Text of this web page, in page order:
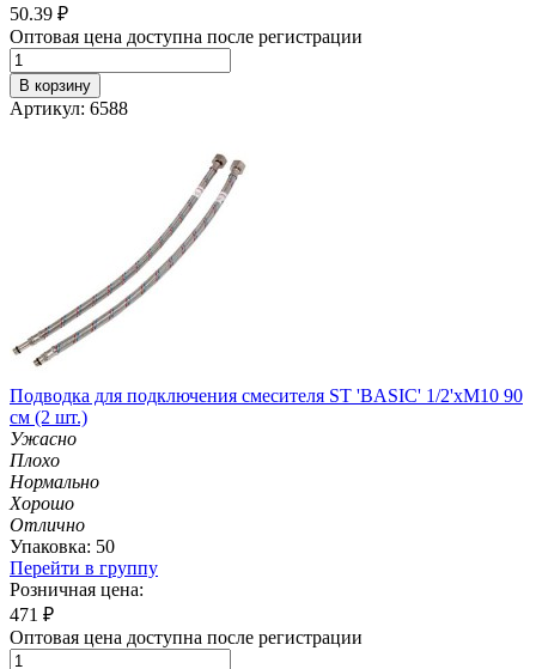
50.39 ₽
Оптовая цена доступна после регистрации
В корзину
Артикул: 6588
Подводка для подключения смесителя ST 'BASIC' 1/2'хМ10 90
см (2 шт.)
Ужасно
Плохо
Нормально
Хорошо
Отлично
Упаковка: 50
Перейти в группу
Розничная цена:
471 ₽
Оптовая цена доступна после регистрации